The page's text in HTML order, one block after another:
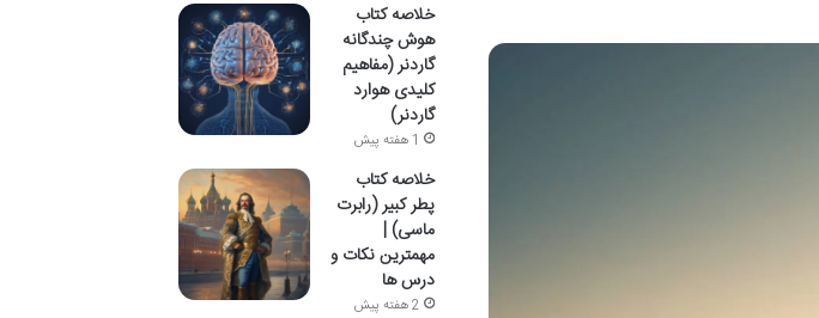
خلاصه کتاب
هوش چندگانه
گاردنر (مفاهیم
کلیدی هوارد
گاردنر)
1 هفته پیش
خلاصه کتاب
پطر کبیر (رابرت
ماسی) |
مهمترین نکات و
درس ها
2 هفته پیش